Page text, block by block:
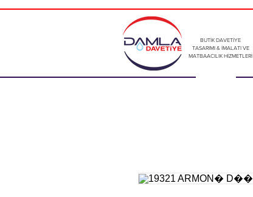
BUTİK DAVETİYE
TASARIMI & İMALATI VE
MATBAACILIK HİZMETLERİ